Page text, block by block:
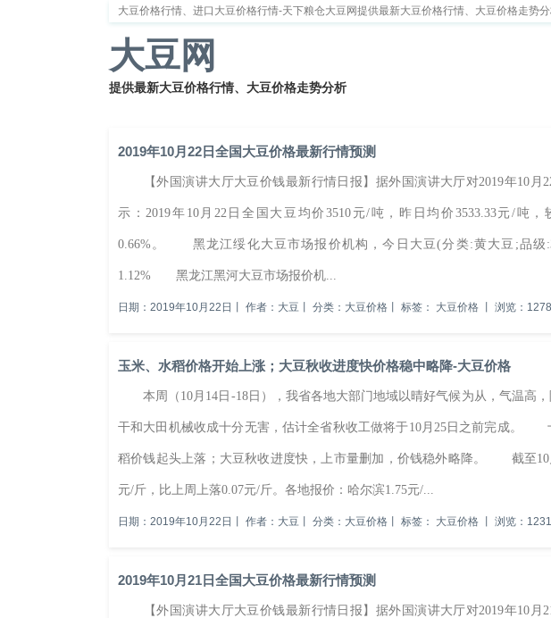
大豆价格行情、进口大豆价格行情-天下粮仓大豆网提供最新大豆价格行情、大豆价格走势
大豆网
提供最新大豆价格行情、大豆价格走势分析
2019年10月22日全国大豆价格最新行情预测
【外国演讲大厅大豆价钱最新行情日报】据外国演讲大厅对2019年10月
示：2019年10月22日全国大豆均价3510元/吨，昨日均价3533.33元/吨
0.66%。 黑龙江绥化大豆市场报价机构，今日大豆(分类:黄大豆;品级
1.12% 黑龙江黑河大豆市场报价机...
日期：2019年10月22日 作者：大豆 分类：大豆价格 标签： 大豆价格 浏览：
玉米、水稻价格开始上涨；大豆秋收进度快价格稳中略降-大豆价格
本周（10月14日-18日），我省各地大部门地域以晴好气候为从，气温高
干和大田机械收成十分无害，估计全省秋收工做将于10月25日之前完成。
稻价钱起头上落；大豆秋收进度快，上市量删加，价钱稳外略降。 截至10
元/斤，比上周上落0.07元/斤。各地报价：哈尔滨1.75元/...
日期：2019年10月22日 作者：大豆 分类：大豆价格 标签： 大豆价格 浏览：
2019年10月21日全国大豆价格最新行情预测
【外国演讲大厅大豆价钱最新行情日报】据外国演讲大厅对2019年10月